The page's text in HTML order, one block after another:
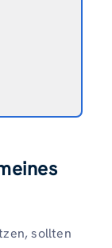
sollten